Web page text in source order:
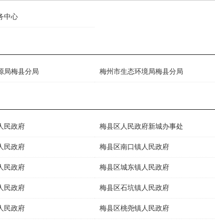
中心
局梅县分局 梅州市生态环境局梅县分局
民政府 梅县区人民政府新城办事处
民政府 梅县区南口镇人民政府
民政府 梅县区城东镇人民政府
民政府 梅县区石坑镇人民政府
民政府 梅县区桃尧镇人民政府